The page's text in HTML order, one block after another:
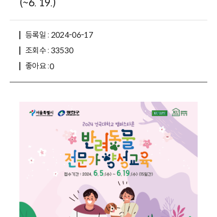
(~6. 19.)
등록일 : 2024-06-17
조회수 : 33530
좋아요 :0